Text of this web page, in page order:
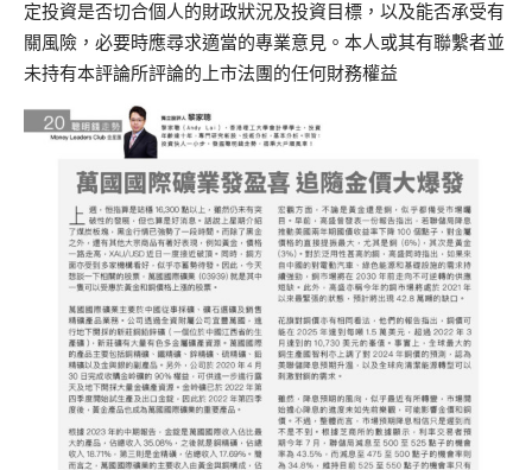
定投資是否切合個人的財政狀況及投資目標，以及能否承受有
關風險，必要時應尋求適當的專業意見。本人或其有聯繫者並
未持有本評論所評論的上市法團的任何財務權益